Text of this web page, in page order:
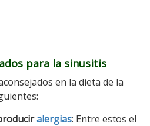
para la sinusitis
en la dieta de la
alergias: Entre estos el